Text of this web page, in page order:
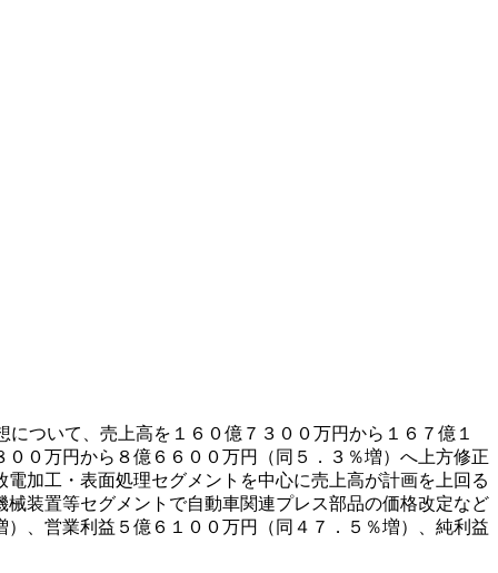
ついて、売上高を１６０億７３００万円から１６７億１
０万円から８億６６００万円（同５．３％増）へ上方修正
加工・表面処理セグメントを中心に売上高が計画を上回る
装置等セグメントで自動車関連プレス部品の価格改定など
、営業利益５億６１００万円（同４７．５％増）、純利益